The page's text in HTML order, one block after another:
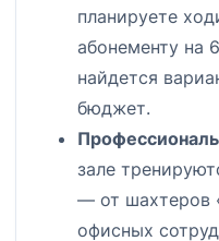
планируете
абонементу на
найдется
бюджет.
зале
— от шахтеров
офисных